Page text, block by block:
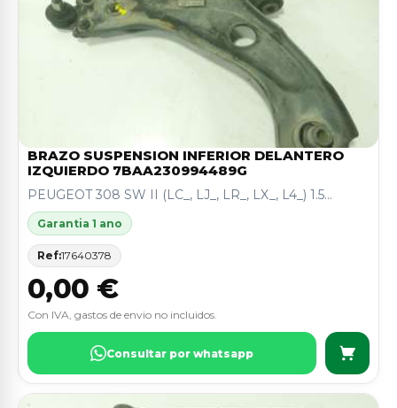
BRAZO SUSPENSION INFERIOR DELANTERO
IZQUIERDO 7BAA230994489G
PEUGEOT 308 SW II (LC_, LJ_, LR_, LX_, L4_) 1.5...
Garantia 1 ano
Ref:17640378
0,00 €
Con IVA, gastos de envio no incluidos.
Consultar por whatsapp